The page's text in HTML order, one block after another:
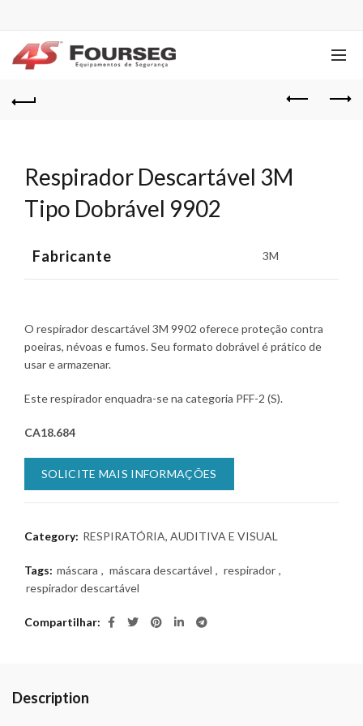
Respirador Descartável 3M
Tipo Dobrável 9902
Fabricante 3M
O respirador descartável 3M 9902 oferece proteção contra
poeiras, névoas e fumos. Seu formato dobrável é prático de
usar e armazenar.
Este respirador enquadra-se na categoria PFF-2 (S).
CA18.684
SOLICITE MAIS INFORMAÇÕES
Category: RESPIRATÓRIA, AUDITIVA E VISUAL
Tags: máscara , máscara descartável , respirador ,
respirador descartável
Compartilhar
Description